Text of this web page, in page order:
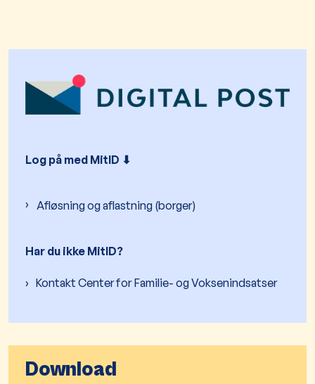
Log på med MitID ⬇︎
Afløsning og aflastning (borger)
Har du ikke MitID?
Kontakt Center for Familie- og Voksenindsatser
Download